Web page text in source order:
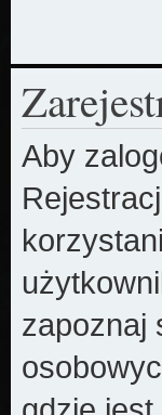
Aby
zapoznaj